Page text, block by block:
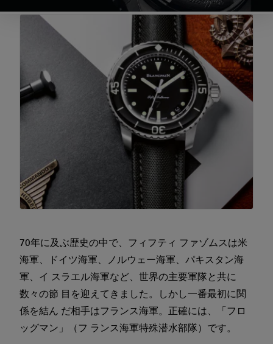
70年に及ぶ歴史の中で、フィフティ ファゾムスは米
海軍、ドイツ海軍、ノルウェー海軍、パキスタン海
軍、イ スラエル海軍など、世界の主要軍隊と共に
数々の節 目を迎えてきました。しかし一番最初に関
係を結ん だ相手はフランス海軍。正確には、「フロ
ッグマン」（フ ランス海軍特殊潜水部隊）です。